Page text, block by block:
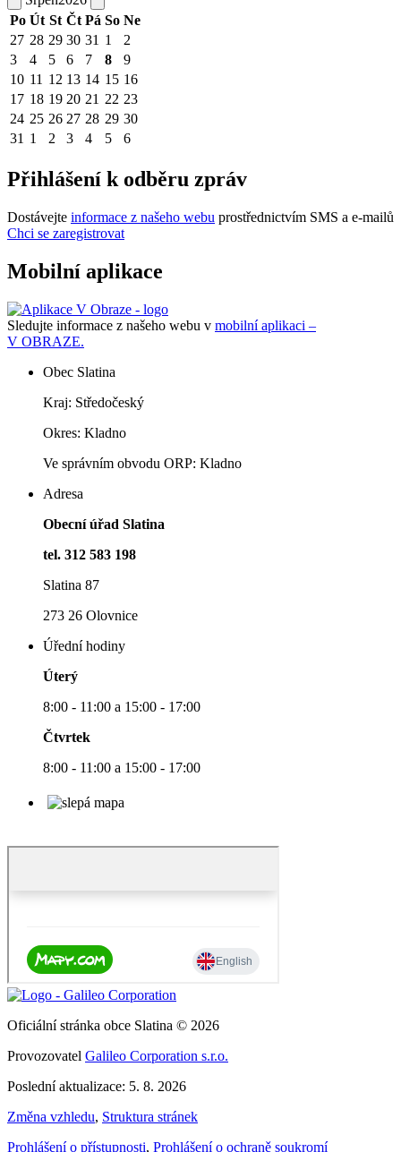
Po Út St Čt Pá So Ne
27 28 29 30 31 1
2
3
4 5 6 7 8
9
10 11 12 13 14 15 16
17 18 19 20 21 22 23
24 25 26 27 28 29 30
31 1 2 3 4 5 6
Přihlášení k odběru zpráv
Dostávejte informace z našeho webu prostřednictvím SMS a e-mailů
Chci se zaregistrovat
Mobilní aplikace
Sledujte informace z našeho webu v mobilní aplikaci –
V OBRAZE.
Obec Slatina
Kraj: Středočeský
Okres: Kladno
Ve správním obvodu ORP: Kladno
Adresa
Obecní úřad Slatina
tel. 312 583 198
Slatina 87
273 26 Olovnice
Úřední hodiny
Úterý
8:00 - 11:00 a 15:00 - 17:00
Čtvrtek
8:00 - 11:00 a 15:00 - 17:00
Oficiální stránka obce Slatina © 2026
Provozovatel Galileo Corporation s.r.o.
Poslední aktualizace: 5. 8. 2026
Změna vzhledu, Struktura stránek
Prohlášení o přístupnosti, Prohlášení o ochraně soukromí